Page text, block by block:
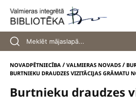
content
NOVADPĒTNIECĪBA / VALMIERAS NOVADS /
BURTNIEKU DRAUDZES VIZITĀCIJAS GRĀMATU
Burtnieku draudzes